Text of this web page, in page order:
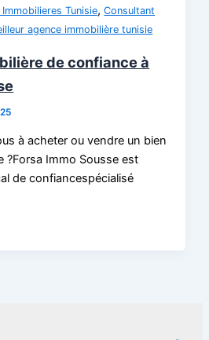
Tunisie,Consultant
agence immobilière tunisie
de confiance à
à acheter ou vendre un bien
?Forsa Immo Sousse est
de confiancespécialisé